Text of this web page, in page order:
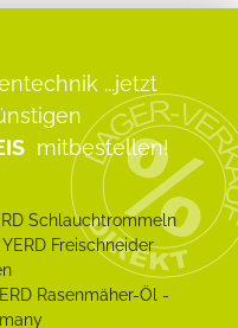
...jetzt
mitbestellen!